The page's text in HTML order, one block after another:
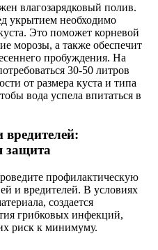
влагозарядковый полив.
укрытием необходимо
Это поможет корневой
морозы, а также обеспечит
пробуждения. На
30-50 литров
от размера куста и типа
вода успела впитаться в
вредителей:
защита
профилактическую
и вредителей. В условиях
создается
грибковых инфекций,
риск к минимуму.